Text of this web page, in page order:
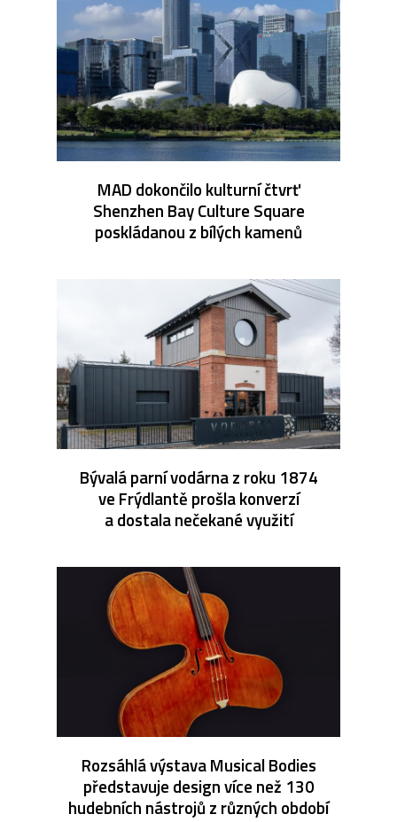
MAD dokončilo kulturní čtvrť
Shenzhen Bay Culture Square
poskládanou z bílých kamenů
Bývalá parní vodárna z roku 1874
ve Frýdlantě prošla konverzí
a dostala nečekané využití
Rozsáhlá výstava Musical Bodies
představuje design více než 130
hudebních nástrojů z různých období